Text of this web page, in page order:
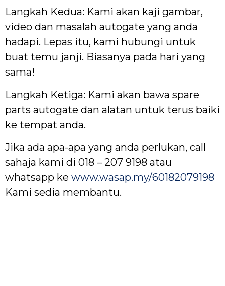
Langkah Kedua: Kami akan kaji gambar,
video dan masalah autogate yang anda
hadapi. Lepas itu, kami hubungi untuk
buat temu janji. Biasanya pada hari yang
sama!
Langkah Ketiga: Kami akan bawa spare
parts autogate dan alatan untuk terus baiki
ke tempat anda.
Jika ada apa-apa yang anda perlukan, call
sahaja kami di 018 – 207 9198 atau
whatsapp ke www.wasap.my/60182079198
Kami sedia membantu.